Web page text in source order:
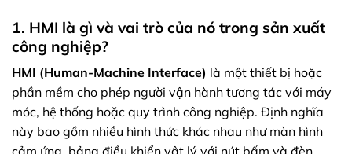
1. HMI là gì và vai trò của nó trong sản xuất
công nghiệp?
HMI (Human-Machine Interface) là một thiết bị hoặc
phần mềm cho phép người vận hành tương tác với máy
móc, hệ thống hoặc quy trình công nghiệp. Định nghĩa
này bao gồm nhiều hình thức khác nhau như màn hình